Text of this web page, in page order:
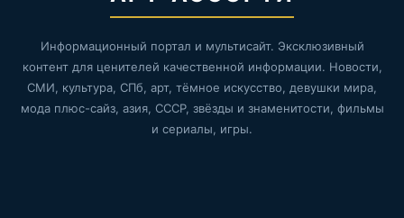
Информационный портал и мультисайт. Эксклюзивный
контент для ценителей качественной информации. Новости,
СМИ, культура, СПб, арт, тёмное искусство, девушки мира,
мода плюс-сайз, азия, СССР, звёзды и знаменитости, фильмы
и сериалы, игры.